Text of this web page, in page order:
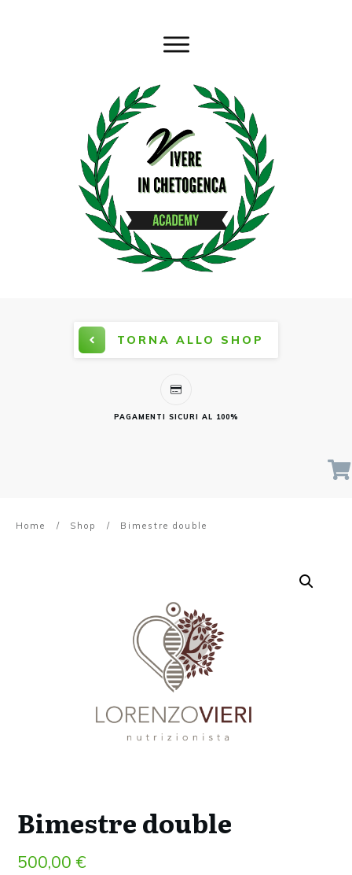
TORNA ALLO SHOP
PAGAMENTI SICURI AL 100%
Home / Shop / Bimestre double
Bimestre double
500,00€